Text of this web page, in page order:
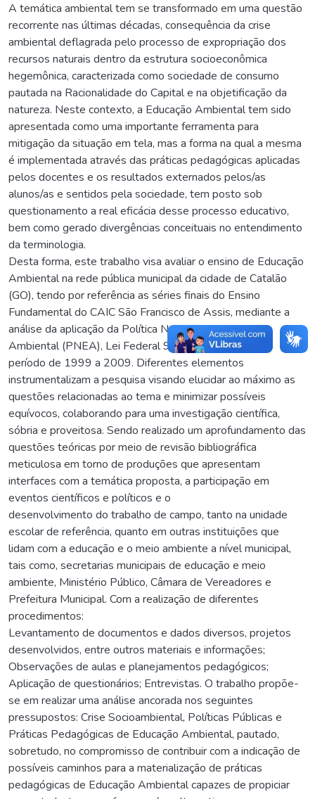
A temática ambiental tem se transformado em uma questão
recorrente nas últimas décadas, consequência da crise
ambiental deflagrada pelo processo de expropriação dos
recursos naturais dentro da estrutura socioeconômica
hegemônica, caracterizada como sociedade de consumo
pautada na Racionalidade do Capital e na objetificação da
natureza. Neste contexto, a Educação Ambiental tem sido
apresentada como uma importante ferramenta para
mitigação da situação em tela, mas a forma na qual a mesma
é implementada através das práticas pedagógicas aplicadas
pelos docentes e os resultados externados pelos/as
alunos/as e sentidos pela sociedade, tem posto sob
questionamento a real eficácia desse processo educativo,
bem como gerado divergências conceituais no entendimento
da terminologia.
Desta forma, este trabalho visa avaliar o ensino de Educação
Ambiental na rede pública municipal da cidade de Catalão
(GO), tendo por referência as séries finais do Ensino
Fundamental do CAIC São Francisco de Assis, mediante a
análise da aplicação da Política Nacional de Educação
Ambiental (PNEA), Lei Federal 9.795/99, ao longo do
período de 1999 a 2009. Diferentes elementos
instrumentalizam a pesquisa visando elucidar ao máximo as
questões relacionadas ao tema e minimizar possíveis
equívocos, colaborando para uma investigação científica,
sóbria e proveitosa. Sendo realizado um aprofundamento das
questões teóricas por meio de revisão bibliográfica
meticulosa em torno de produções que apresentam
interfaces com a temática proposta, a participação em
eventos científicos e políticos e o
desenvolvimento do trabalho de campo, tanto na unidade
escolar de referência, quanto em outras instituições que
lidam com a educação e o meio ambiente a nível municipal,
tais como, secretarias municipais de educação e meio
ambiente, Ministério Público, Câmara de Vereadores e
Prefeitura Municipal. Com a realização de diferentes
procedimentos:
Levantamento de documentos e dados diversos, projetos
desenvolvidos, entre outros materiais e informações;
Observações de aulas e planejamentos pedagógicos;
Aplicação de questionários; Entrevistas. O trabalho propõe-
se em realizar uma análise ancorada nos seguintes
pressupostos: Crise Socioambiental, Políticas Públicas e
Práticas Pedagógicas de Educação Ambiental, pautado,
sobretudo, no compromisso de contribuir com a indicação de
possíveis caminhos para a materialização de práticas
pedagógicas de Educação Ambiental capazes de propiciar